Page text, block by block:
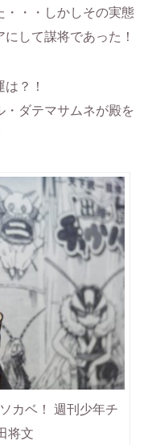
・・・しかしその実態
して謀将であった！
？！
ダテマサムネが殿を
カベ！ 週刊少年チ
将文